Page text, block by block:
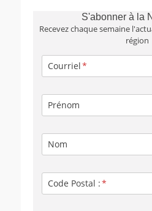
S'abonner à la
Recevez chaque semaine
région
Courriel
Prénom
Nom
Code Postal :